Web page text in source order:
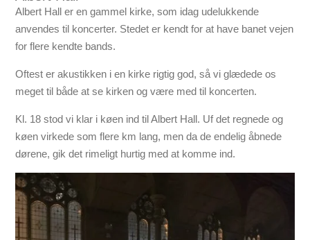
Albert Hall er en gammel kirke, som idag udelukkende
anvendes til koncerter. Stedet er kendt for at have banet vejen
for flere kendte bands.
Oftest er akustikken i en kirke rigtig god, så vi glædede os
meget til både at se kirken og være med til koncerten.
Kl. 18 stod vi klar i køen ind til Albert Hall. Uf det regnede og
køen virkede som flere km lang, men da de endelig åbnede
dørene, gik det rimeligt hurtig med at komme ind.